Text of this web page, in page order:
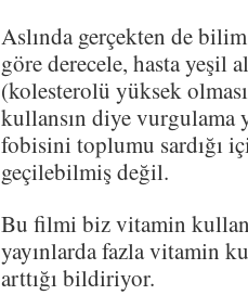
Aslında gerçekten de
göre derecele, hasta yeşil
(kolesterolü yüksek
kullansın diye vurgulama
fobisini toplumu sardığı
geçilebilmiş değil.
Bu filmi biz vitamin
yayınlarda fazla vitamin
arttığı bildiriyor.